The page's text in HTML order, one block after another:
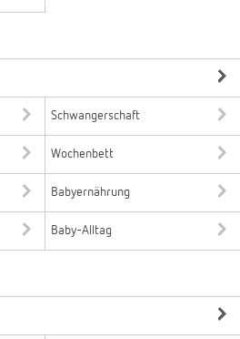
Schwangerschaft
Wochenbett
Babyernährung
Baby-Alltag